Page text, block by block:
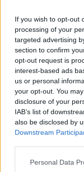
If you wish to opt-out
processing of your
targeted advertising
section to confirm
opt-out request is
interest-based ads
us or personal
your opt-out. You
disclosure of your
IAB’s list of
also be disclosed by
Downstream
Please note that this
Personal Data
Collana - Onice,
0,60ct. oro 18kt.
Set cucito antico -
agoraio con astuccio.
18kt, di gr.10,7